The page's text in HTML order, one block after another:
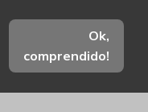
Ok,
comprendido!